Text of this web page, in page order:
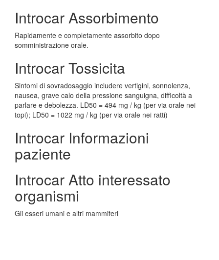
Introcar Assorbimento
Rapidamente e completamente assorbito dopo
somministrazione orale.
Introcar Tossicita
Sintomi di sovradosaggio includere vertigini, sonnolenza,
nausea, grave calo della pressione sanguigna, difficoltà a
parlare e debolezza. LD50 = 494 mg / kg (per via orale nei
topi); LD50 = 1022 mg / kg (per via orale nei ratti)
Introcar Informazioni
paziente
Introcar Atto interessato
organismi
Gli esseri umani e altri mammiferi